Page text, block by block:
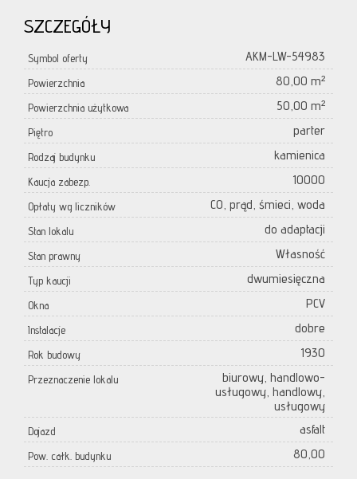
SZCZEGÓŁY
Symbol oferty AKM-LW-54983
Powierzchnia 80,00 m²
Powierzchnia użytkowa 50,00 m²
Piętro parter
Rodzaj budynku kamienica
Kaucja zabezp. 10000
Opłaty wg liczników CO, prąd, śmieci, woda
Stan lokalu do adaptacji
Stan prawny Własność
Typ kaucji dwumiesięczna
Okna PCV
Instalacje dobre
Rok budowy 1930
Przeznaczenie lokalu
biurowy, handlowo-
usługowy, handlowy,
usługowy
Dojazd asfalt
Pow. całk. budynku 80,00